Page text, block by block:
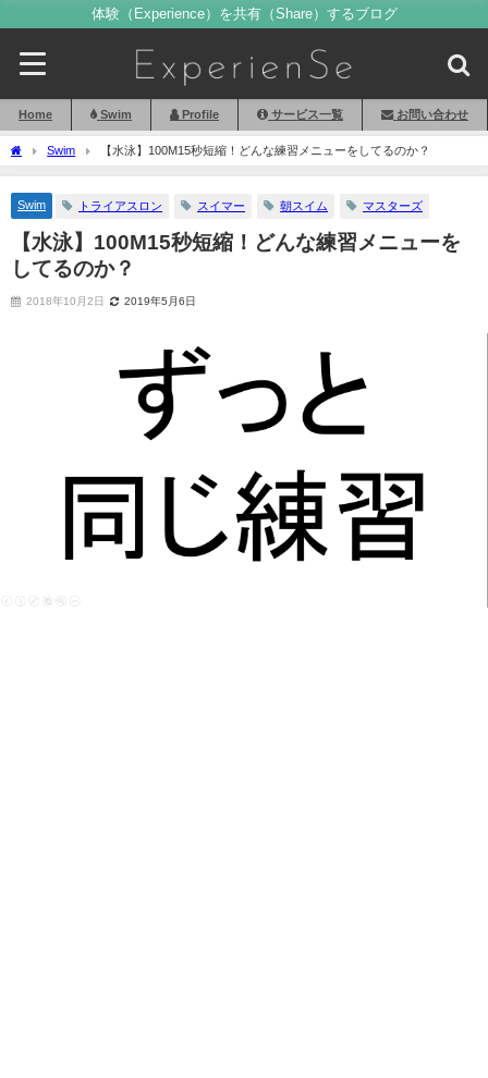
体験（Experience）を共有（Share）するブログ
Home Swim Profile サービス一覧 お問い合わせ
Swim 【水泳】100M15秒短縮！どんな練習メニューをしてるのか？
Swim トライアスロン スイマー 朝スイム マスターズ
【水泳】100M15秒短縮！どんな練習メニューを
してるのか？
2018年10月2日 2019年5月6日